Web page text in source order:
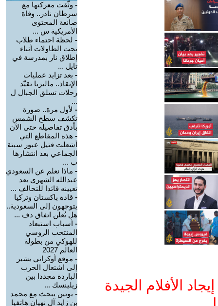
الأفلام الجيدة
- وثّقت معركتها مع
سرطان نادر.. وفاة
صانعة المحتوى
الأمريكية س ...
- لحظة احتماء طلاب
تحت الطاولات أثناء
إطلاق نار بمدرسة في
تايل ...
- بعد تزايد عمليات
الإنقاذ.. ماليزيا تقيّد
رحلات تسلق الجبال ل
...
- لأول مرة.. صورة
تكشف سطح الشمس
بأدق تفاصيله حتى الآن
- هذه المقاطع التي
أشعلت فتيل عبور سبتة
الجماعي بعد انتشارها
ب ...
- ماذا نعلم عن السعودي
عبدالله الشهري بعد
تعيينه قائدا للتحالف ...
- قادة باكستان وتركيا
يتوجهون إلى السعودية..
هل يُعلن اتفاق دف ...
- أسباب استبعاد
المنتخب الروسي
للهوكي من بطولة
العالم 2027
- موقع أوكراني يشير
إلى اشتعال الحرب
الباردة مجددا بين
زيلينسك ...
- بوتين يبحث مع محمد
بن زايد آل نهيان هاتفيا